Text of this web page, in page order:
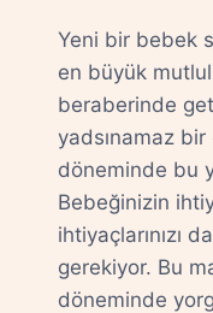
Yeni bir bebek
en büyük
beraberinde
yadsınamaz
döneminde bu
Bebeğinizin
ihtiyaçlarınızı
gerekiyor. Bu
döneminde